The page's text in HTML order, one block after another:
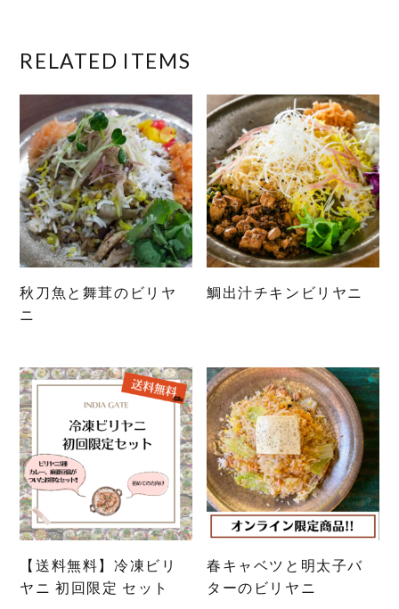
RELATED ITEMS
秋刀魚と舞茸のビリヤ
ニ
鯛出汁チキンビリヤニ
【送料無料】冷凍ビリ
ヤニ 初回限定 セット
春キャベツと明太子バ
ターのビリヤニ